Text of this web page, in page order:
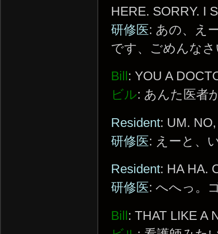
HERE. SORRY. I
研修医: あの、え
です、ごめんな
Bill : YOU A
ビル: あんた医者
Resident: UM.
研修医: えーと、
Resident: HA HA.
研修医: へへっ。
Bill : THAT LIKE A